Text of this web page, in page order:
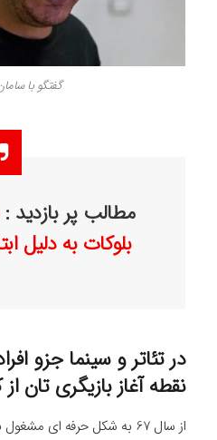
گفتگو با
مطالب پر بازدید :
بلوکات به دلیل
در تئاتر و سینما جزو
نقطه آغاز بازیگری تان
از سال 67 به شکل حرفه ای